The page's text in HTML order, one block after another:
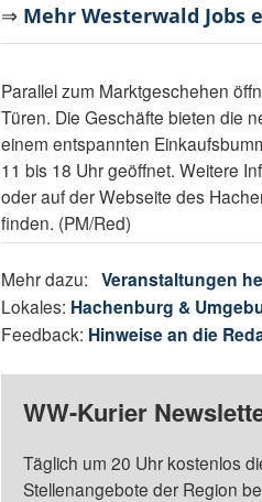
⇒ Mehr Westerwald Jobs
Parallel zum Marktgeschehen
Türen. Die Geschäfte bieten die
einem entspannten
11 bis 18 Uhr geöffnet. Weitere
oder auf der Webseite des
finden. (PM/Red)
Mehr dazu:Veranstaltungen
Lokales: Hachenburg &
Feedback: Hinweise an die
WW-Kurier
Täglich um 20 Uhr kostenlos
Stellenangebote der Region